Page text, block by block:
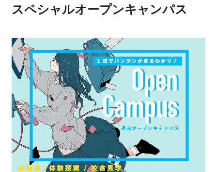
スペシャルオープンキャンパス